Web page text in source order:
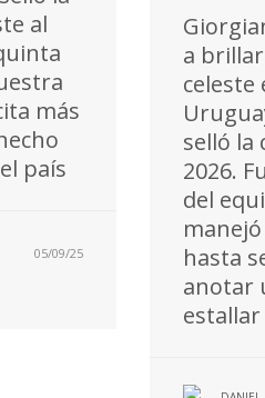
al
más
país
05/09/25
a
celeste
selló la
2026.
del
hasta
anotar